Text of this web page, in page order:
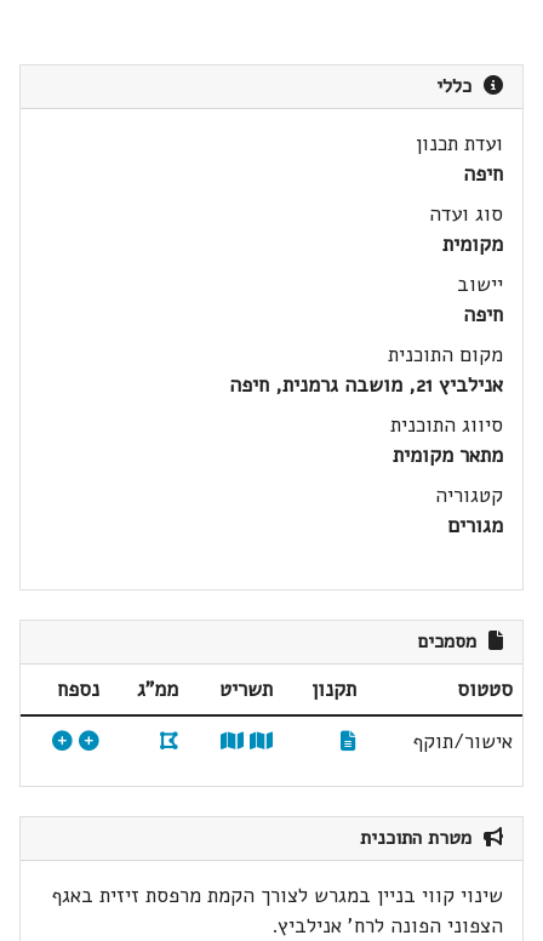
כללי
ועדת תכנון
חיפה
סוג ועדה
מקומית
יישוב
חיפה
מקום התוכנית
אנילביץ 21, מושבה גרמנית, חיפה
סיווג התוכנית
מתאר מקומית
קטגוריה
מגורים
מסמכים
סטטוס תקנון תשריט ממ"ג
נספח
אישור/תוקף
מטרת התוכנית
שינוי קווי בניין במגרש לצורך הקמת מרפסת זיזית באגף
הצפוני הפונה לרח' אנילביץ.